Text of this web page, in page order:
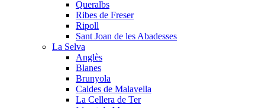
Queralbs
Ribes de Freser
Ripoll
Sant Joan de les Abadesses
La Selva
Anglès
Blanes
Brunyola
Caldes de Malavella
La Cellera de Ter